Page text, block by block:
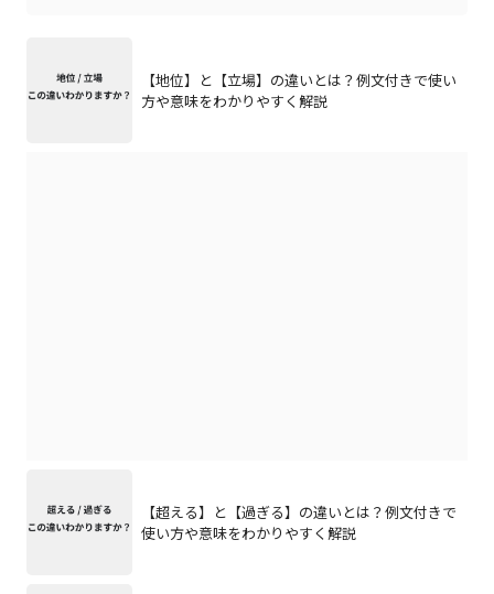
【地位】と【立場】の違いとは？例文付きで使い
方や意味をわかりやすく解説
【超える】と【過ぎる】の違いとは？例文付きで
使い方や意味をわかりやすく解説